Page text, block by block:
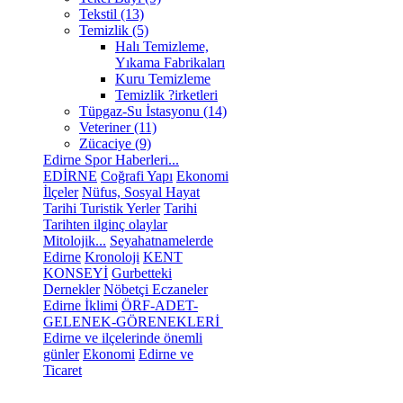
Tekstil (13)
Temizlik (5)
Halı Temizleme,
Yıkama Fabrikaları
Kuru Temizleme
Temizlik ?irketleri
Tüpgaz-Su İstasyonu (14)
Veteriner (11)
Zücaciye (9)
Edirne Spor Haberleri...
EDİRNE Coğrafi Yapı Ekonomi
İlçeler Nüfus, Sosyal Hayat
Tarihi Turistik Yerler Tarihi
Tarihten ilginç olaylar
Mitolojik... Seyahatnamelerde
Edirne Kronoloji KENT
KONSEYİ Gurbetteki
Dernekler Nöbetçi Eczaneler
Edirne İklimi ÖRF-ADET-
GELENEK-GÖRENEKLERİ
Edirne ve ilçelerinde önemli
günler Ekonomi Edirne ve
Ticaret